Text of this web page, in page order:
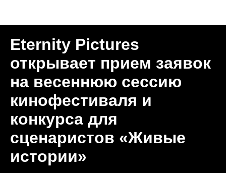
Eternity Pictures
открывает прием заявок
на весеннюю сессию
кинофестиваля и
конкурса для
сценаристов «Живые
истории»